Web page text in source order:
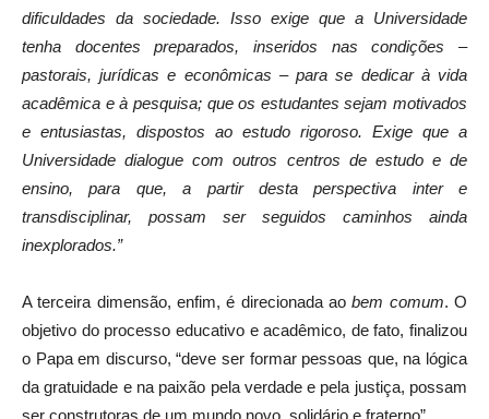
dificuldades da sociedade. Isso exige que a Universidade
tenha docentes preparados, inseridos nas condições –
pastorais, jurídicas e econômicas – para se dedicar à vida
acadêmica e à pesquisa; que os estudantes sejam motivados
e entusiastas, dispostos ao estudo rigoroso. Exige que a
Universidade dialogue com outros centros de estudo e de
ensino, para que, a partir desta perspectiva inter e
transdisciplinar, possam ser seguidos caminhos ainda
inexplorados.”
A terceira dimensão, enfim, é direcionada aobem comum. O
objetivo do processo educativo e acadêmico, de fato, finalizou
o Papa em discurso, “deve ser formar pessoas que, na lógica
da gratuidade e na paixão pela verdade e pela justiça, possam
ser construtoras de um mundo novo, solidário e fraterno”.